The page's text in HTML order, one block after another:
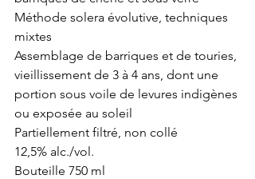
Méthode solera évolutive, techniques
mixtes
Assemblage de barriques et de touries,
vieillissement de 3 à 4 ans, dont une
portion sous voile de levures indigènes
ou exposée au soleil
Partiellement filtré, non collé
12,5% alc./vol.
Bouteille 750 ml